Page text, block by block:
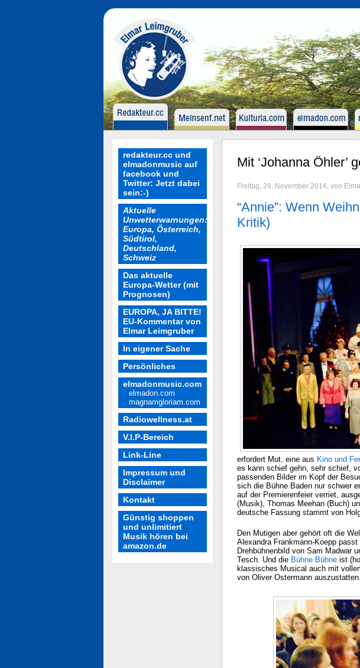
redakteur.cc und
elmadonmusic auf
facebook und
Twitter: Jetzt dabei
sein:-)
Aktuelle
Unwetterwarnungen:
Europa, Österreich,
Südtirol,
Deutschland,
Schweiz
Das aktuelle
Europa-Wetter (mit
Prognosen)
EUROPA, JA BITTE!
EU-Kommentar von
Elmar Leimgruber
In eigener Sache
Persönliches
elmadonmusic.com
elmadon.com
magnamgloriam.com
Radiowellness.at
V.I.P-Bereich
Link-Line
Impressum und
Disclaimer
Kontakt
Günstig shoppen
und unlimitiert
Musik hören bei
amazon.de
Mit ‘Johanna Öhler’
Freitag, 28. November 2014, von
“Annie”: Wenn
Kritik)
erfordert Mut, eine aus Kino und
es kann schief gehn, sehr schief,
passenden Bilder im Kopf der
sich die Bühne Baden nur schwer
auf der Premierenfeier verriet,
(Musik), Thomas Meehan (Buch)
deutsche Fassung stammt von
Den Mutigen aber gehört oft die
Alexandra Frankmann-Koepp
Drehbühnenbild von Sam Madwar
Tesch. Und die Bühne Bühne ist
klassisches Musical auch mit
von Oliver Ostermann auszustatten.